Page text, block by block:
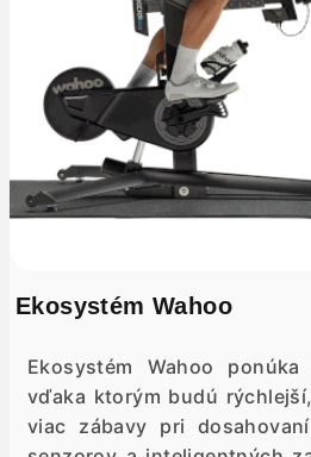
Ekosystém Wahoo
Ekosystém Wahoo
vďaka ktorým budú
viac zábavy pri